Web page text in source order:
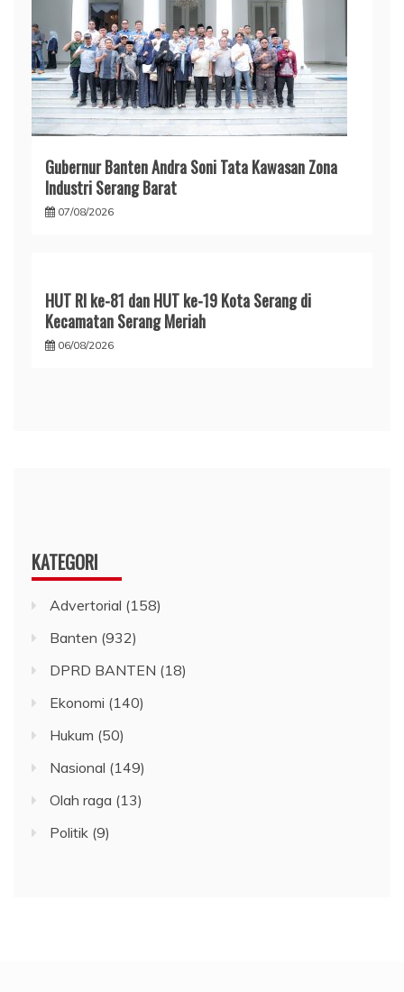
Gubernur Banten Andra Soni Tata Kawasan Zona
Industri Serang Barat
07/08/2026
HUT RI ke-81 dan HUT ke-19 Kota Serang di
Kecamatan Serang Meriah
06/08/2026
KATEGORI
Advertorial (158)
Banten (932)
DPRD BANTEN (18)
Ekonomi (140)
Hukum (50)
Nasional (149)
Olah raga (13)
Politik (9)